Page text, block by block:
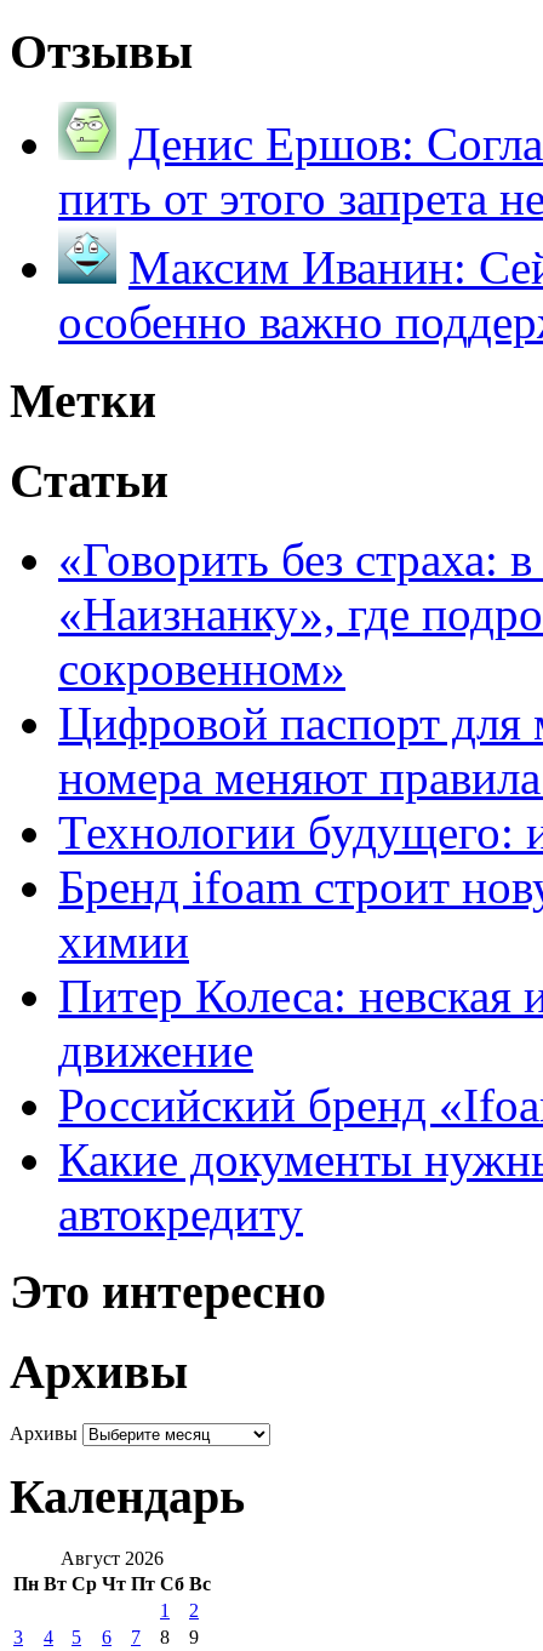
Отзывы
Денис Ершов:
пить от этого запрета
Максим Иванин:
особенно важно
Метки
Статьи
«Говорить без страха:
«Наизнанку», где
сокровенном»
Цифровой паспорт для
номера меняют
Технологии будущего:
Бренд ifoam строит
химии
Питер Колеса: невская
движение
Российский бренд
Какие документы
автокредиту
Это интересно
Архивы
Архивы
Календарь
Август 2026
Пн Вт Ср Чт Пт Сб Вс
1
2
3
4 5 6 7 8 9